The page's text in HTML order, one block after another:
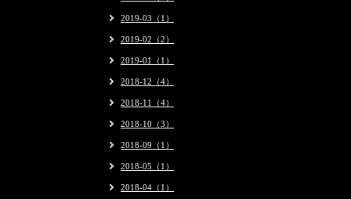
2019-03（1）
2019-02（2）
2019-01（1）
2018-12（4）
2018-11（4）
2018-10（3）
2018-09（1）
2018-05（1）
2018-04（1）